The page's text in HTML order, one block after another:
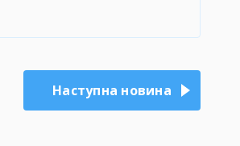
Наступна новина